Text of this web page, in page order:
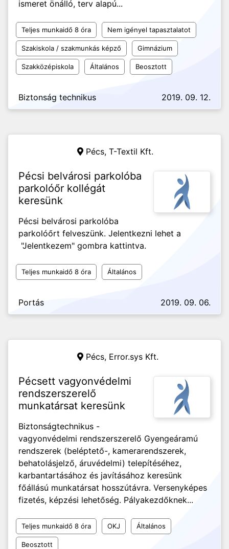
ismeret önálló, terv alapú...
Teljes munkaidő 8 óra Nem igényel tapasztalatot
Szakiskola / szakmunkás képző Gimnázium
Szakközépiskola Általános Beosztott
Biztonság technikus 2019. 09. 12.
Pécs, T-Textil Kft.
Pécsi belvárosi parkolóba
parkolóőr kollégát
keresünk
Pécsi belvárosi parkolóba
parkolóőrt felveszünk. Jelentkezni lehet a
"Jelentkezem" gombra kattintva.
Teljes munkaidő 8 óra Általános
Portás 2019. 09. 06.
Pécs, Error.sys Kft.
Pécsett vagyonvédelmi
rendszerszerelő
munkatársat keresünk
Biztonságtechnikus -
vagyonvédelmi rendszerszerelő Gyengeáramú
rendszerek (beléptető-, kamerarendszerek,
behatolásjelző, áruvédelmi) telepítéséhez,
karbantartásához és javításához keresünk
főállású munkatársat hosszútávra. Versenyképes
fizetés, képzési lehetőség. Pályakezdőknek...
Teljes munkaidő 8 óra OKJ Általános
Beosztott